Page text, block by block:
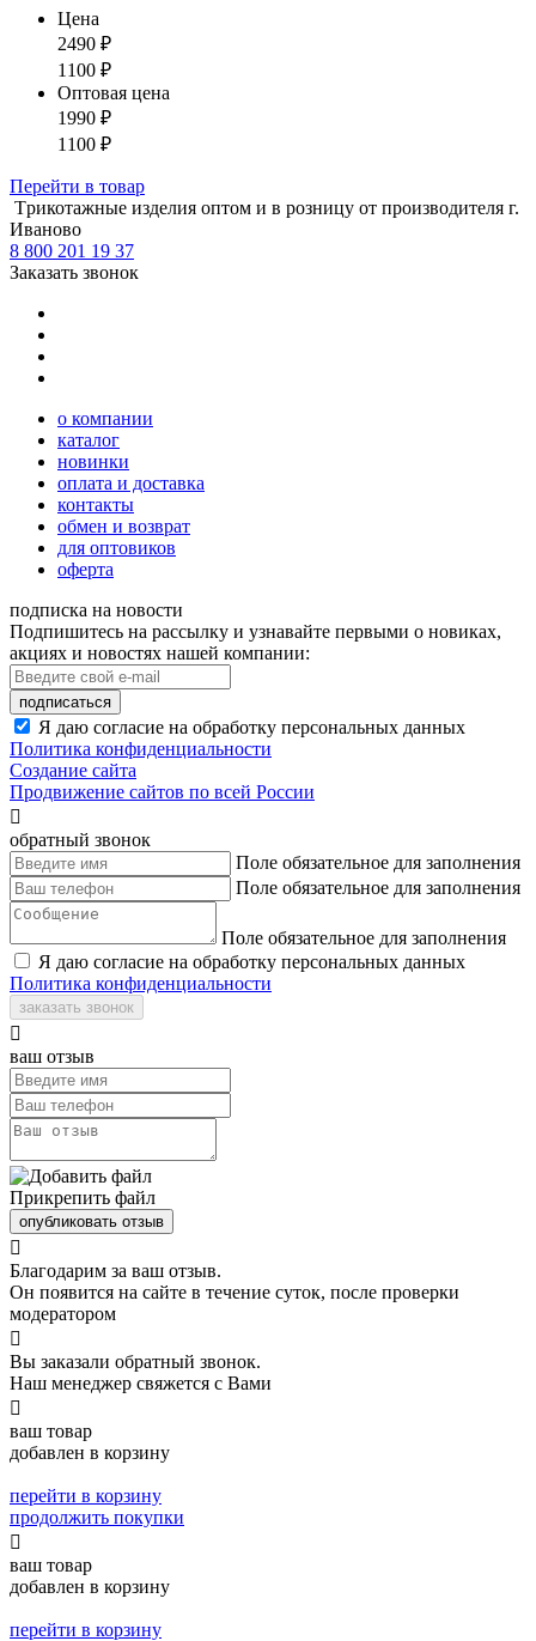
Цена
2490 ₽
1100 ₽
Оптовая цена
1990 ₽
1100 ₽
Перейти в товар
Tрикотажные изделия оптом и в розницу от производителя г.
Иваново
8 800 201 19 37
Заказать звонок
о компании
каталог
новинки
оплата и доставка
контакты
обмен и возврат
для оптовиков
оферта
подписка на новости
Подпишитесь на рассылку и узнавайте первыми о новиках,
акциях и новостях нашей компании:
подписаться
Я даю согласие на обработку персональных данных
Политика конфиденциальности
Создание сайта
Продвижение сайтов по всей России

обратный звонок
Поле обязательное для заполнения
Поле обязательное для заполнения
Поле обязательное для заполнения
Я даю согласие на обработку персональных данных
Политика конфиденциальности
заказать звонок

ваш отзыв
Прикрепить файл
опубликовать отзыв

Благодарим за ваш отзыв.
Он появится на сайте в течение суток, после проверки
модератором

Вы заказали обратный звонок.
Наш менеджер свяжется с Вами

ваш товар
добавлен в корзину
перейти в корзину
продолжить покупки

ваш товар
добавлен в корзину
перейти в корзину